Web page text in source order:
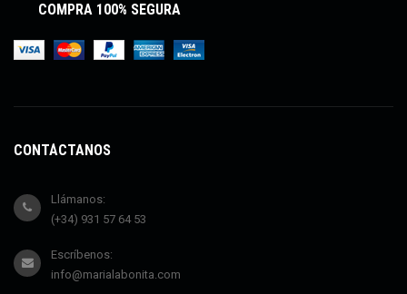
COMPRA 100% SEGURA
CONTÁCTANOS
Llámanos:
(+34) 931 57 64 53
Escríbenos:
info@marialabonita.com